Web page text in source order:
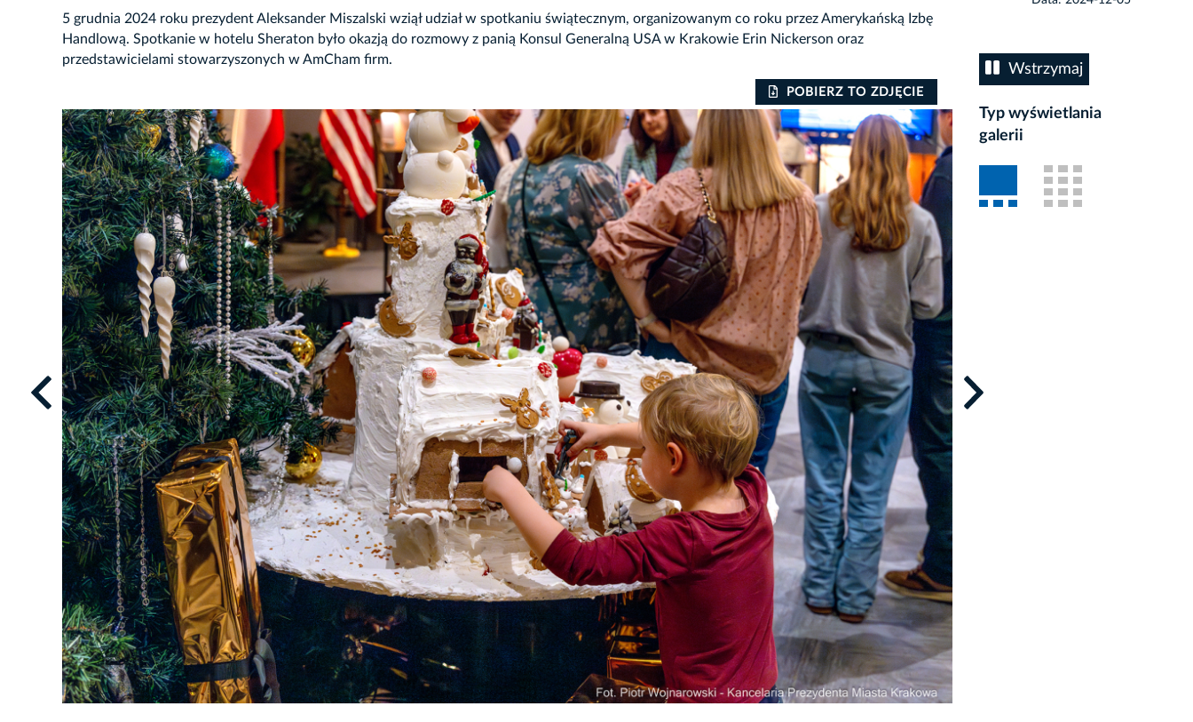
Wstrzymaj
Typ wyświetlania
galerii
5 grudnia 2024 roku prezydent Aleksander Miszalski wziął udział w spotkaniu świątecznym, organizowanym co roku przez Amerykańską Izbę
Handlową. Spotkanie w hotelu Sheraton było okazją do rozmowy z panią Konsul Generalną USA w Krakowie Erin Nickerson oraz
przedstawicielami stowarzyszonych w AmCham firm.
POBIERZ TO ZDJĘCIE